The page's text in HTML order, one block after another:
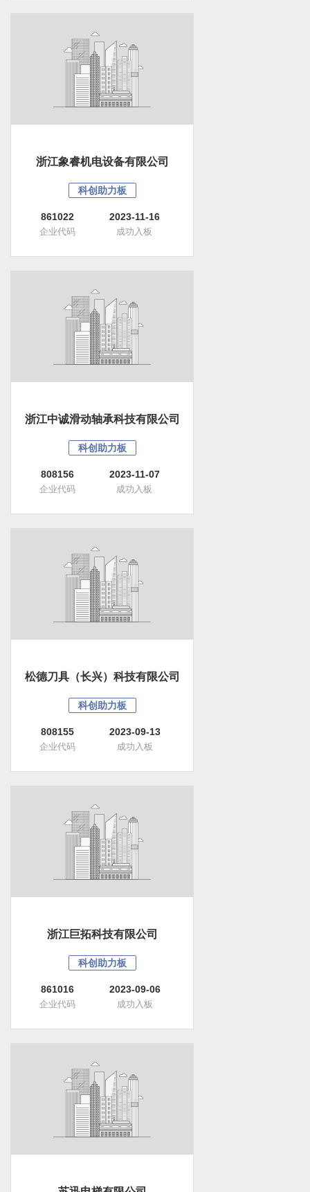
浙江象睿机电设备有限公司
科创助力板
861022
企业代码
2023-11-16
成功入板
浙江中诚滑动轴承科技有限公司
科创助力板
808156
企业代码
2023-11-07
成功入板
松德刀具（长兴）科技有限公司
科创助力板
808155
企业代码
2023-09-13
成功入板
浙江巨拓科技有限公司
科创助力板
861016
企业代码
2023-09-06
成功入板